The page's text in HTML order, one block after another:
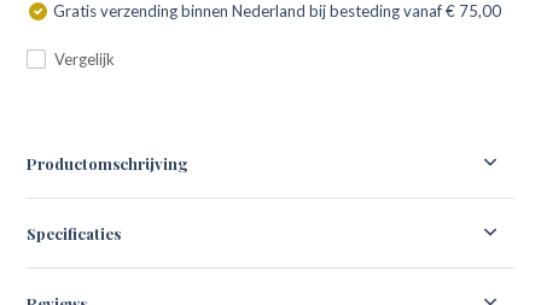
Gratis verzending binnen Nederland bij besteding vanaf € 75,00
Vergelijk
Productomschrijving
Specificaties